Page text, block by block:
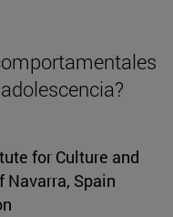
for Culture and
Navarra, Spain